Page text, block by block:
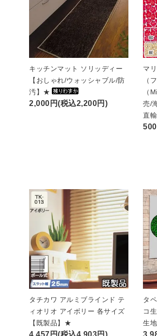
キッチンマット ソリッディー
【おしゃれ/ウォッシャブル/防
汚】★
2,000円(税込2,200円)
マ
（
（
売/
直輸
タチカワ アルミブラインド テ
ィオリオ アイボリー 各サイズ
【既製品】★
4,457円(税込4,903円)
タ
コ
生